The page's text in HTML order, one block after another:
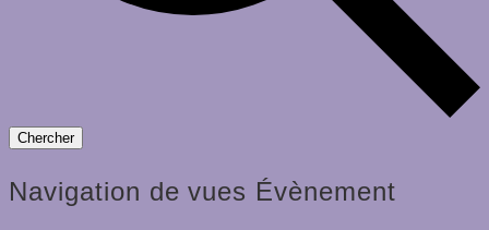
Chercher
Navigation de vues Évènement